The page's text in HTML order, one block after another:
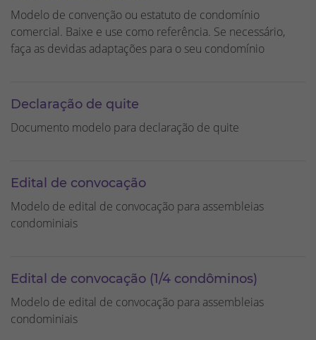
Modelo de convenção ou estatuto de condomínio
comercial. Baixe e use como referência. Se necessário,
faça as devidas adaptações para o seu condomínio
Declaração de quite
Documento modelo para declaração de quite
Edital de convocação
Modelo de edital de convocação para assembleias
condominiais
Edital de convocação (1/4 condôminos)
Modelo de edital de convocação para assembleias
condominiais